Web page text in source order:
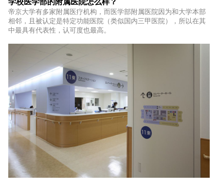
帝京大学有多家附属医疗机构，而医学部附属医院因为和大学本部
相邻，且被认定是特定功能医院（类似国内三甲医院），所以在其
中最具有代表性，认可度也最高。